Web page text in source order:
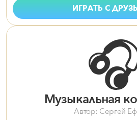
ИГРАТЬ С
Музыкальная
Автор: Сергей